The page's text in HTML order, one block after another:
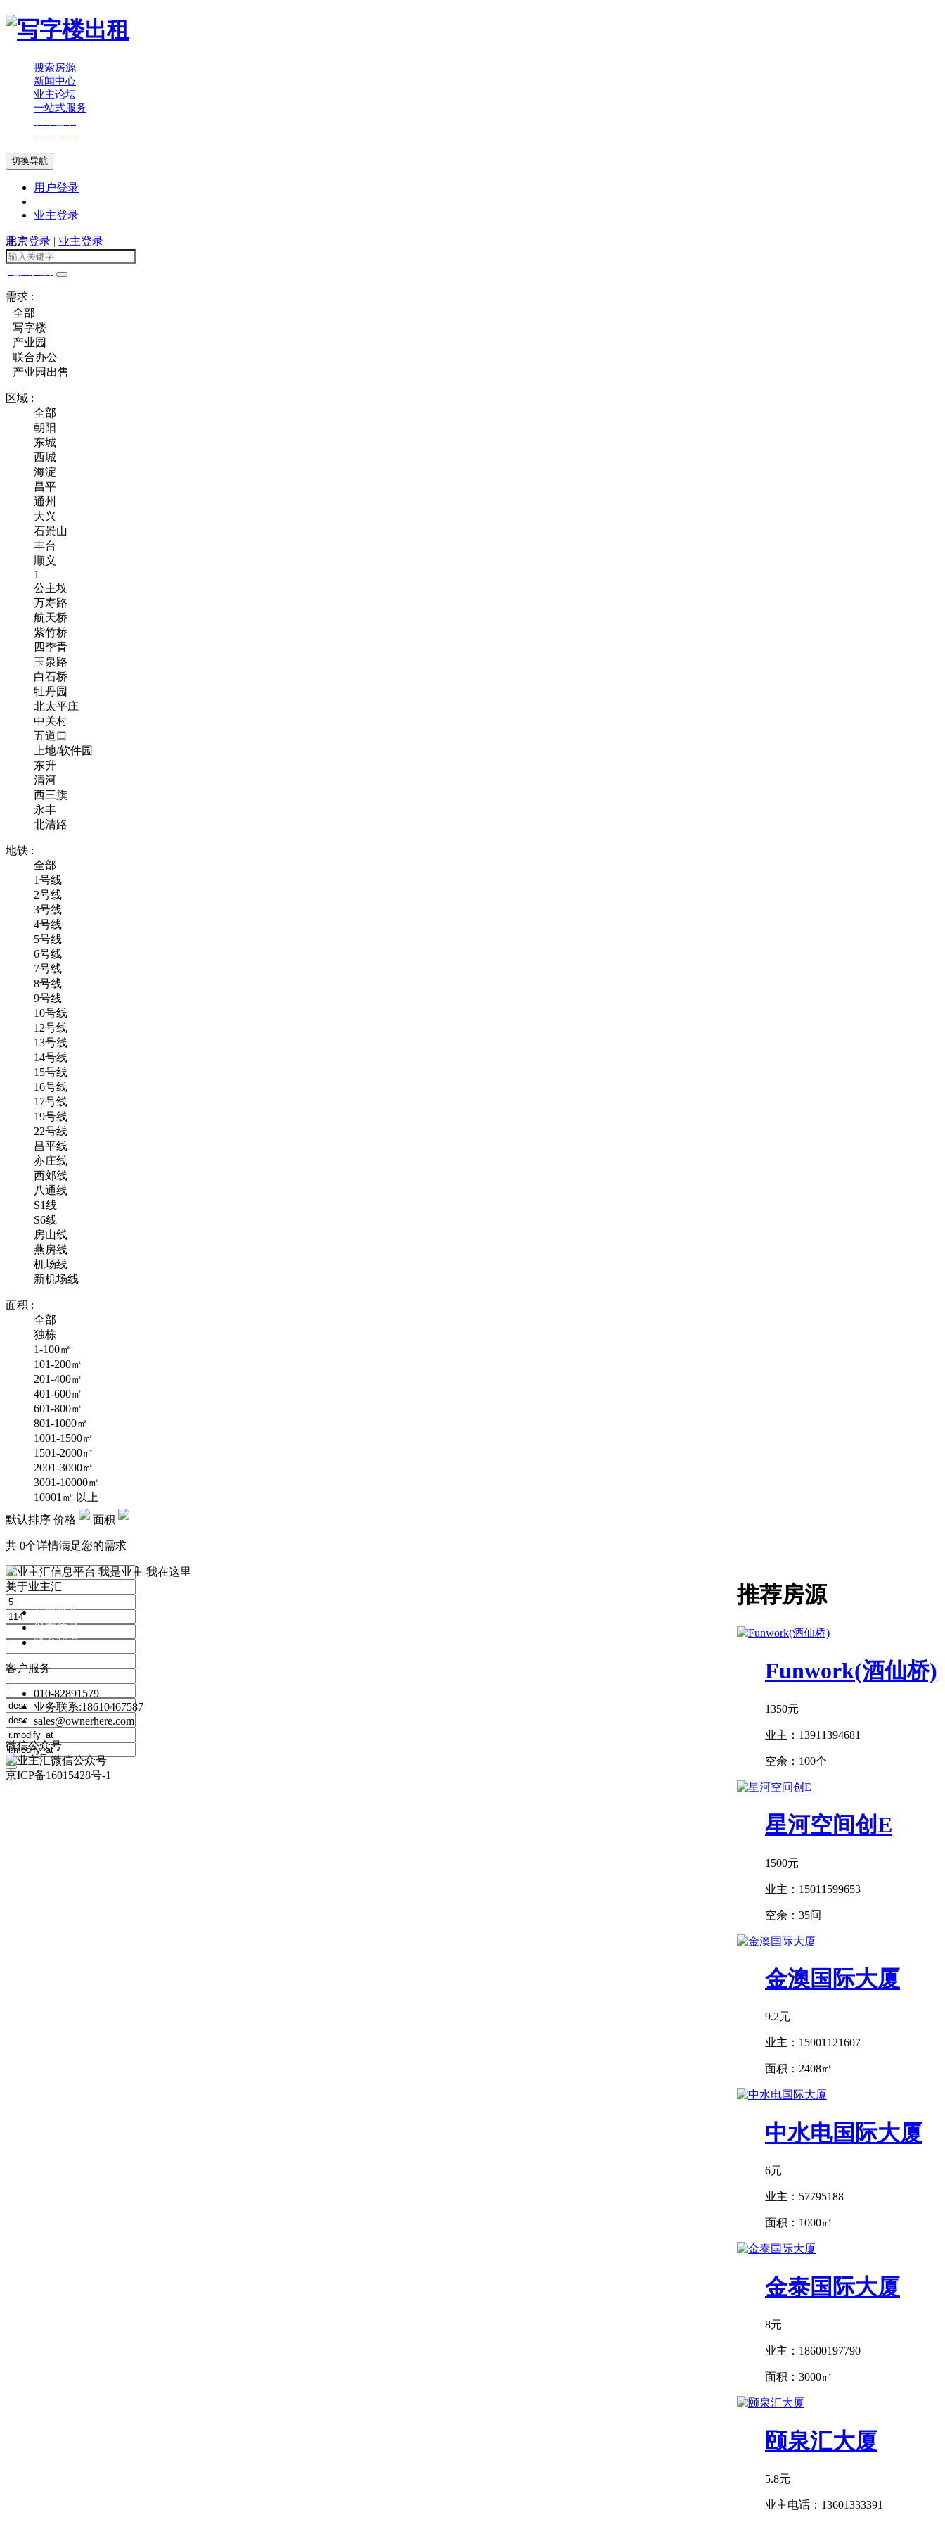
搜索房源
新闻中心
业主论坛
一站式服务
切换导航
用户登录
业主登录
用户登录 | 业主登录
北京
需求 :
全部
写字楼
产业园
联合办公
产业园出售
区域 :
全部
朝阳
东城
西城
海淀
昌平
通州
大兴
石景山
丰台
顺义
1
公主坟
万寿路
航天桥
紫竹桥
四季青
玉泉路
白石桥
牡丹园
北太平庄
中关村
五道口
上地/软件园
东升
清河
西三旗
永丰
北清路
地铁 :
全部
1号线
2号线
3号线
4号线
5号线
6号线
7号线
8号线
9号线
10号线
12号线
13号线
14号线
15号线
16号线
17号线
19号线
22号线
昌平线
亦庄线
西郊线
八通线
S1线
S6线
房山线
燕房线
机场线
新机场线
面积 :
全部
独栋
1-100㎡
101-200㎡
201-400㎡
401-600㎡
601-800㎡
801-1000㎡
1001-1500㎡
1501-2000㎡
2001-3000㎡
3001-10000㎡
10001㎡ 以上
默认排序 价格 面积
共 0个详情满足您的需求
推荐房源
Funwork(酒仙桥)
1350元
业主： 13911394681
空余： 100个
星河空间创E
1500元
业主： 15011599653
空余： 35间
金澳国际大厦
9.2元
业主： 15901121607
面积： 2408㎡
中水电国际大厦
6元
业主： 57795188
面积： 1000㎡
金泰国际大厦
8元
业主： 18600197790
面积： 3000㎡
颐泉汇大厦
5.8元
业主电话： 13601333391
我是业主 我在这里
关于业主汇
公司简介
发布信息
联系我们
客户服务
010-82891579
业务联系:18610467587
sales@ownerhere.com
微信公众号
京ICP备16015428号-1